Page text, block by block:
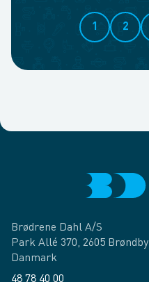
1 2
Brødrene Dahl A/S
Park Allé 370, 2605 Brøndby
Danmark
48 78 40 00